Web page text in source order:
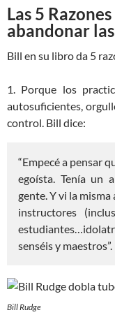
Las 5
abandonar
Bill en su libro da 5
1. Porque los
autosuficientes,
control. Bill dice:
“Empecé a pensar
egoísta. Tenía un
gente. Y vi la
instructores
senséis y
Bill Rudge